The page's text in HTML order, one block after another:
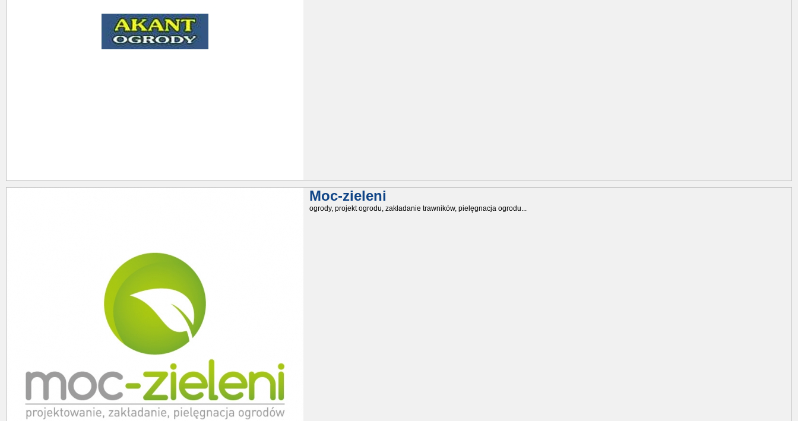
Moc-zieleni
ogrody, projekt ogrodu, zakładanie trawników, pielęgnacja ogrodu...